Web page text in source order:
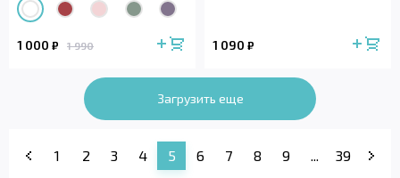
1 000 ₽ 1 990 1 090 ₽
Загрузить еще
1 2 3 4 5 6 7 8 9 ... 39